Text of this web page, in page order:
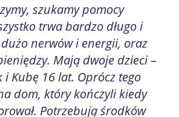
szukamy pomocy
trwa bardzo długo i
nerwów i energii, oraz
Mają dwoje dzieci –
i Kubę 16 lat. Oprócz tego
dom, który kończyli kiedy
Potrzebują środków